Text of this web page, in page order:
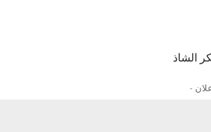
الشاذ
-